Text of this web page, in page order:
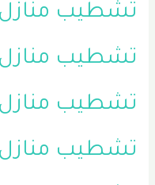
تشطيب منازل
تشطيب منازل
تشطيب منازل
تشطيب منازل